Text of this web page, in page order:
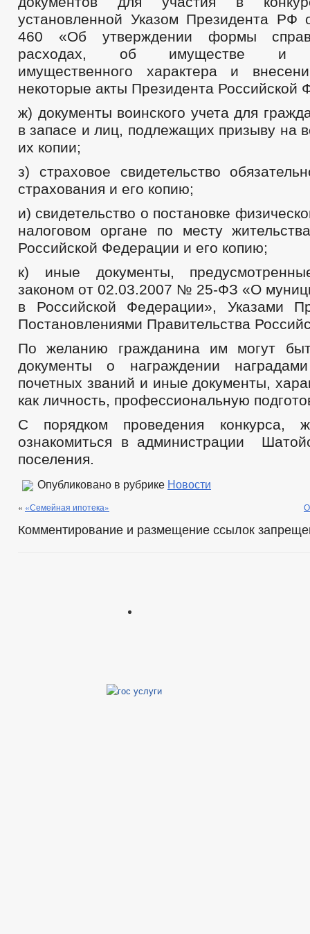
установленной Указом Президента
460 «Об утверждении формы
расходах, об имуществе и
имущественного характера и
некоторые акты Президента Российской
ж) документы воинского учета для
в запасе и лиц, подлежащих призыву на
их копии;
з) страховое свидетельство
страхования и его копию;
и) свидетельство о постановке
налоговом органе по месту
Российской Федерации и его копию;
к) иные документы,
законом от 02.03.2007 № 25-ФЗ «О
в Российской Федерации», Указами
Постановлениями Правительства
По желанию гражданина им могут
документы о награждении
почетных званий и иные документы,
как личность, профессиональную
С порядком проведения конкурса,
ознакомиться в администрации
поселения.
Опубликовано в рубрике Новости
« «Семейная ипотека»
Комментирование и размещение ссылок